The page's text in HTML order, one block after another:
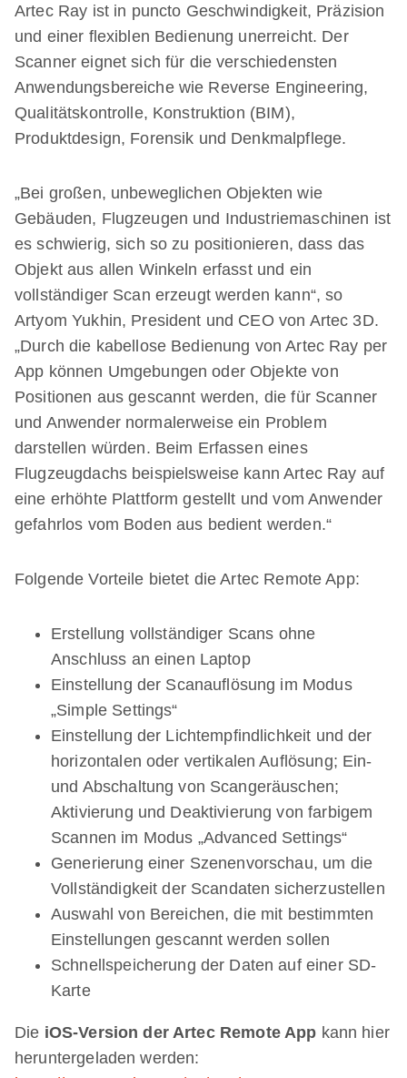
Artec Ray ist in puncto Geschwindigkeit, Präzision
und einer flexiblen Bedienung unerreicht. Der
Scanner eignet sich für die verschiedensten
Anwendungsbereiche wie Reverse Engineering,
Qualitätskontrolle, Konstruktion (BIM),
Produktdesign, Forensik und Denkmalpflege.
„Bei großen, unbeweglichen Objekten wie
Gebäuden, Flugzeugen und Industriemaschinen ist
es schwierig, sich so zu positionieren, dass das
Objekt aus allen Winkeln erfasst und ein
vollständiger Scan erzeugt werden kann“, so
Artyom Yukhin, President und CEO von Artec 3D.
„Durch die kabellose Bedienung von Artec Ray per
App können Umgebungen oder Objekte von
Positionen aus gescannt werden, die für Scanner
und Anwender normalerweise ein Problem
darstellen würden. Beim Erfassen eines
Flugzeugdachs beispielsweise kann Artec Ray auf
eine erhöhte Plattform gestellt und vom Anwender
gefahrlos vom Boden aus bedient werden.“
Folgende Vorteile bietet die Artec Remote App:
Erstellung vollständiger Scans ohne
Anschluss an einen Laptop
Einstellung der Scanauflösung im Modus
„Simple Settings“
Einstellung der Lichtempfindlichkeit und der
horizontalen oder vertikalen Auflösung; Ein-
und Abschaltung von Scangeräuschen;
Aktivierung und Deaktivierung von farbigem
Scannen im Modus „Advanced Settings“
Generierung einer Szenenvorschau, um die
Vollständigkeit der Scandaten sicherzustellen
Auswahl von Bereichen, die mit bestimmten
Einstellungen gescannt werden sollen
Schnellspeicherung der Daten auf einer SD-
Karte
Die iOS-Version der Artec Remote App kann hier
heruntergeladen werden: